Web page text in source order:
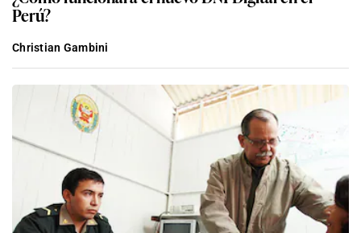
Perú?
Christian Gambini